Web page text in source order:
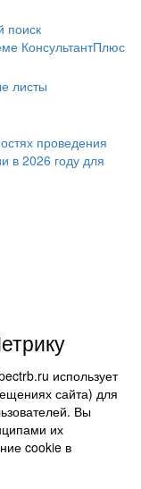
поиск
КонсультантПлюс
листы
проведения
в 2026 году для
офис 307
использует
сайта) для
Вы
их
cookie в